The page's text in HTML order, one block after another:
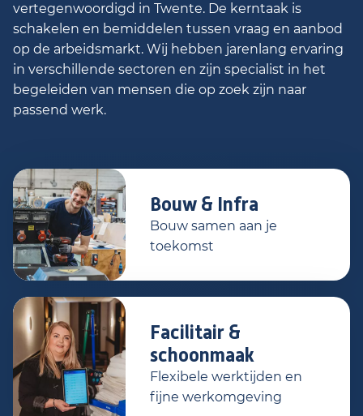
vertegenwoordigd in Twente. De kerntaak is
schakelen en bemiddelen tussen vraag en aanbod
op de arbeidsmarkt. Wij hebben jarenlang ervaring
in verschillende sectoren en zijn specialist in het
begeleiden van mensen die op zoek zijn naar
passend werk.
Bouw & Infra
Bouw samen aan je
toekomst
Facilitair &
schoonmaak
Flexibele werktijden en
fijne werkomgeving